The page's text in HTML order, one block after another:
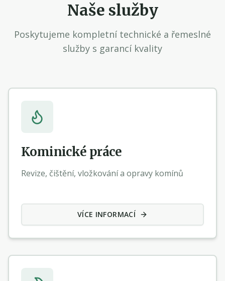
Naše služby
Poskytujeme kompletní technické a řemeslné
služby s garancí kvality
Kominické práce
Revize, čištění, vložkování a opravy komínů
VÍCE INFORMACÍ